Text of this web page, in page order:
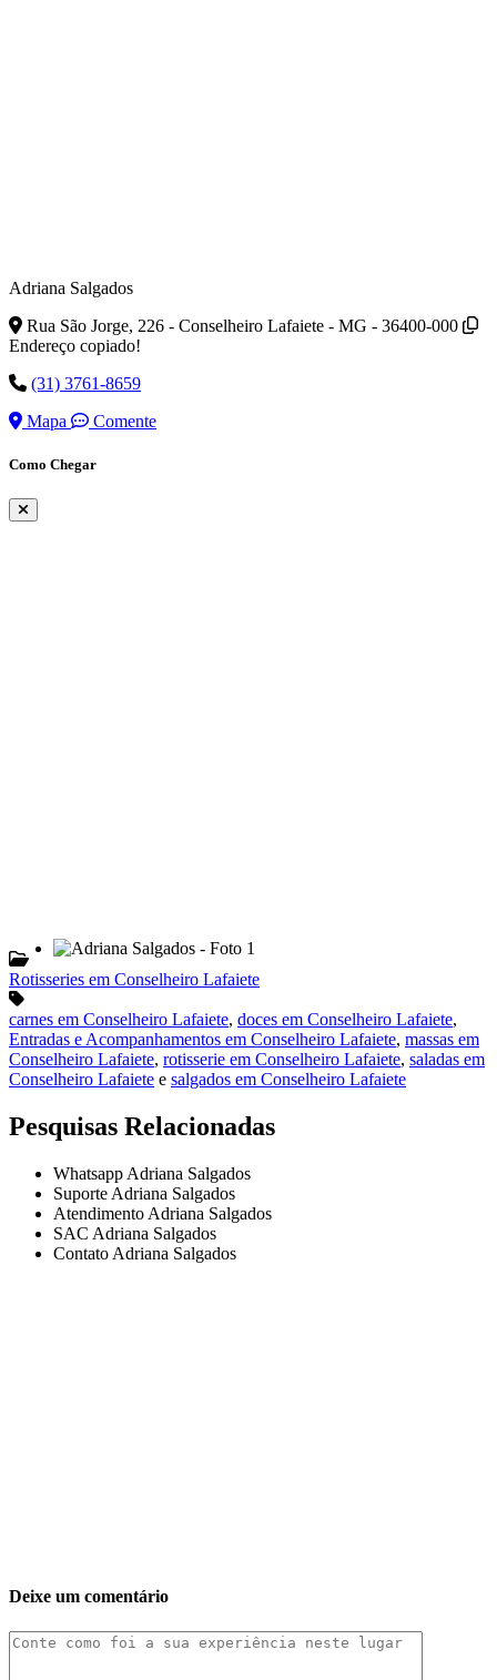
Adriana Salgados
Rua São Jorge, 226 - Conselheiro Lafaiete - MG - 36400-000
Endereço copiado!
(31) 3761-8659
Mapa
Comente
Como Chegar
Rotisseries em Conselheiro Lafaiete
carnes em Conselheiro Lafaiete, doces em Conselheiro Lafaiete,
Entradas e Acompanhamentos em Conselheiro Lafaiete, massas em
Conselheiro Lafaiete, rotisserie em Conselheiro Lafaiete, saladas em
Conselheiro Lafaiete e salgados em Conselheiro Lafaiete
Pesquisas Relacionadas
Whatsapp Adriana Salgados
Suporte Adriana Salgados
Atendimento Adriana Salgados
SAC Adriana Salgados
Contato Adriana Salgados
Deixe um comentário